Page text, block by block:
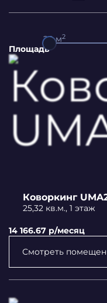
Площадь
20м2
Коворкинг
25,32 кв.м., 1 этаж
Смотреть
14 166.67 p/месяц